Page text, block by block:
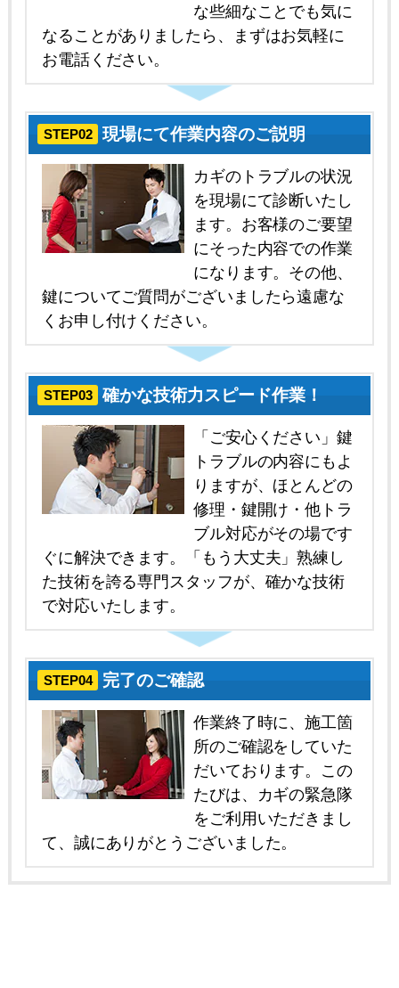
な些細なことでも気に
なることがありましたら、まずはお気軽に
お電話ください。
STEP02 現場にて作業内容のご説明
カギのトラブルの状況
を現場にて診断いたし
ます。お客様のご要望
にそった内容での作業
になります。その他、
鍵についてご質問がございましたら遠慮な
くお申し付けください。
STEP03 確かな技術力スピード作業！
「ご安心ください」鍵
トラブルの内容にもよ
りますが、ほとんどの
修理・鍵開け・他トラ
ブル対応がその場です
ぐに解決できます。「もう大丈夫」熟練し
た技術を誇る専門スタッフが、確かな技術
で対応いたします。
STEP04 完了のご確認
作業終了時に、施工箇
所のご確認をしていた
だいております。この
たびは、カギの緊急隊
をご利用いただきまし
て、誠にありがとうございました。